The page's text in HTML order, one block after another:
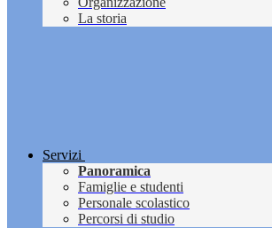
La storia
Servizi
Panoramica
Famiglie e studenti
Personale scolastico
Percorsi di studio